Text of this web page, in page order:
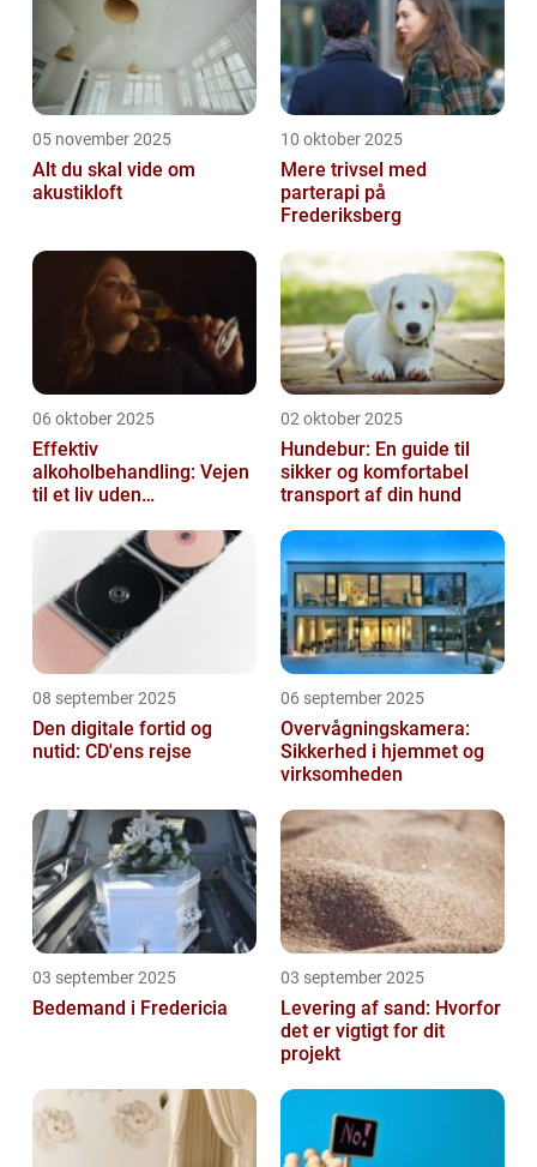
05 november 2025
Alt du skal vide om
akustikloft
10 oktober 2025
Mere trivsel med
parterapi på
Frederiksberg
06 oktober 2025
Effektiv
alkoholbehandling: Vejen
til et liv uden
02 oktober 2025
Hundebur: En guide til
sikker og komfortabel
transport af din hund
08 september 2025
Den digitale fortid og
nutid: CD'ens rejse
06 september 2025
Overvågningskamera:
Sikkerhed i hjemmet og
virksomheden
03 september 2025
Bedemand i Fredericia
03 september 2025
Levering af sand: Hvorfor
det er vigtigt for dit
projekt